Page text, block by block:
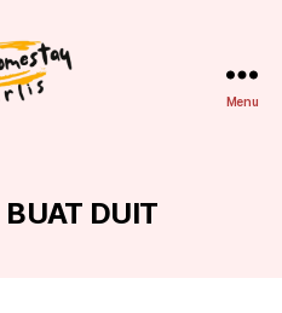
Menu
BUAT DUIT